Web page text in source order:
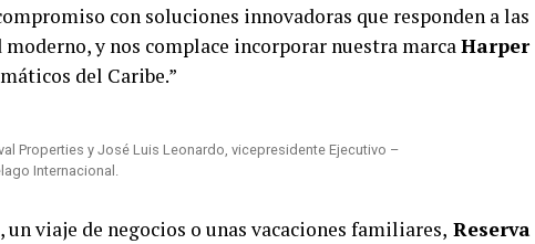
con soluciones innovadoras que responden a las
y nos complace incorporar nuestra marcaHarper
del Caribe.”
Properties y José Luis Leonardo, vicepresidente Ejecutivo –
Internacional.
un viaje de negocios o unas vacaciones familiares, Reserva